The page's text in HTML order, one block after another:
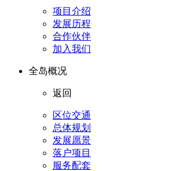
项目介绍
发展历程
合作伙伴
加入我们
全岛概况
返回
区位交通
总体规划
发展愿景
落户项目
服务配套